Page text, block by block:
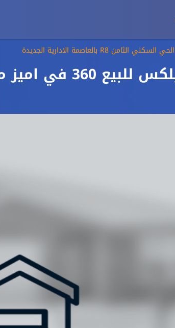
الحي السكني الثامن R8 بالعاصمة الادارية الجديدة
منطقة في الداون تاون